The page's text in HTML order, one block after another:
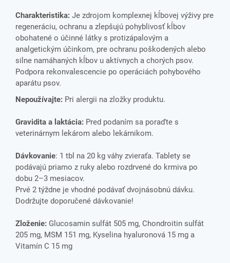
Charakteristika: Je zdrojom komplexnej kĺbovej výživy pre
regeneráciu, ochranu a zlepšujú pohyblivosť kĺbov
obohatené o účinné látky s protizápalovým a
analgetickým účinkom, pre ochranu poškodených alebo
silne namáhaných kĺbov u aktívnych a chorých psov.
Podpora rekonvalescencie po operáciách pohybového
aparátu psov.
Nepoužívajte: Pri alergii na zložky produktu.
Gravidita a laktácia: Pred podaním sa poraďte s
veterinárnym lekárom alebo lekárnikom.
Dávkovanie: 1 tbl na 20 kg váhy zvieraťa. Tablety se
podávajú priamo z ruky alebo rozdrvené do krmiva po
dobu 2–3 mesiacov.
Prvé 2 týždne je vhodné podávať dvojnásobnú dávku.
Dodržujte doporučené dávkovanie!
Zloženie: Glucosamin sulfát 505 mg, Chondroitin sulfát
205 mg, MSM 151 mg, Kyselina hyaluronová 15 mg a
Vitamín C 15 mg